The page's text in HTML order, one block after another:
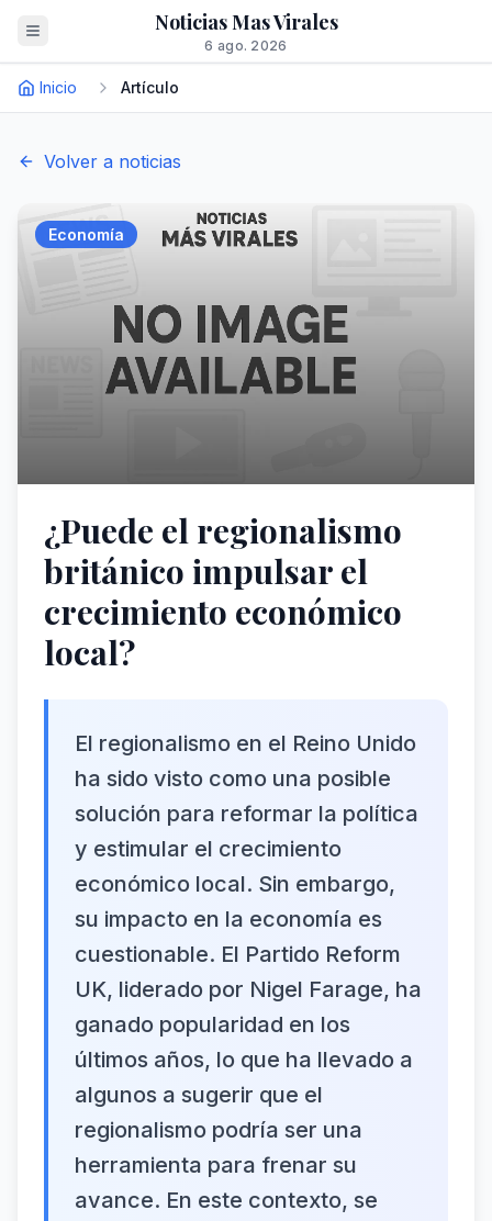
Noticias Mas Virales
6 ago. 2026
Inicio Artículo
Volver a noticias
Economía
¿Puede el regionalismo
británico impulsar el
crecimiento económico
local?
El regionalismo en el Reino Unido
ha sido visto como una posible
solución para reformar la política
y estimular el crecimiento
económico local. Sin embargo,
su impacto en la economía es
cuestionable. El Partido Reform
UK, liderado por Nigel Farage, ha
ganado popularidad en los
últimos años, lo que ha llevado a
algunos a sugerir que el
regionalismo podría ser una
herramienta para frenar su
avance. En este contexto, se